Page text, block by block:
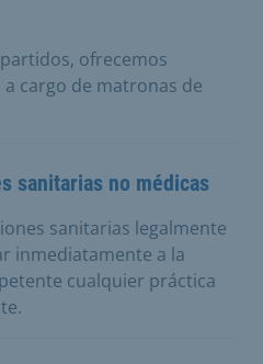
ofrecemos
cargo de matronas de
sanitarias no médicas
sanitarias legalmente
inmediatamente a la
cualquier práctica